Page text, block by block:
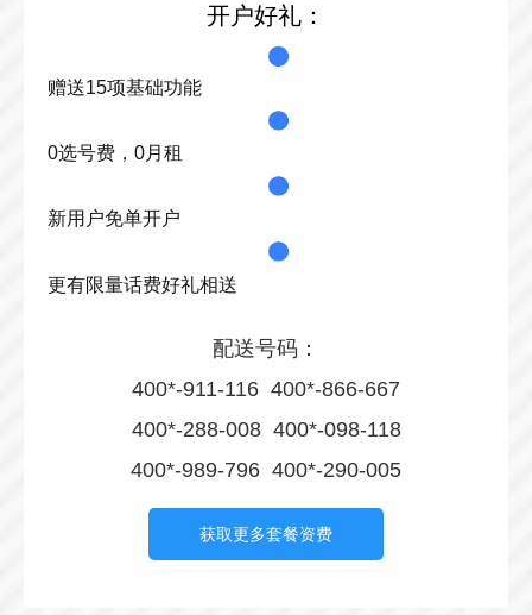
开户好礼：
赠送15项基础功能
0选号费，0月租
新用户免单开户
更有限量话费好礼相送
配送号码：
400*-911-116 400*-866-667
400*-288-008 400*-098-118
400*-989-796 400*-290-005
获取更多套餐资费